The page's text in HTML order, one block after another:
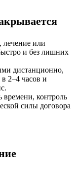
лечение или
и без лишних
дистанционно,
2–4 часов и
контроль
силы договора